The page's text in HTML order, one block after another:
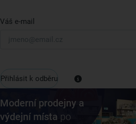
Váš e-mail
Přihlásit k odběru
Moderní prodejny a
výdejní místa po